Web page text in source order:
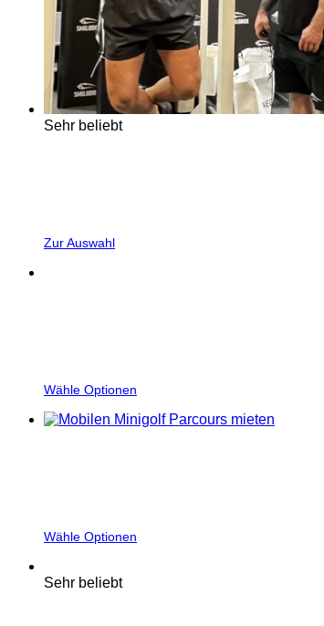
Sehr beliebt
Zur Auswahl
Wähle Optionen
Wähle Optionen
Sehr beliebt